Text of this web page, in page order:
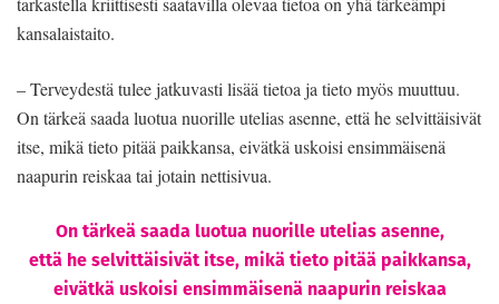
kansalaistaito.
– Terveydestä tulee jatkuvasti lisää tietoa ja tieto myös muuttuu.
On tärkeä saada luotua nuorille utelias asenne, että he selvittäisivät
itse, mikä tieto pitää paikkansa, eivätkä uskoisi ensimmäisenä
naapurin reiskaa tai jotain nettisivua.
On tärkeä saada luotua nuorille utelias asenne,
että he selvittäisivät itse, mikä tieto pitää paikkansa,
eivätkä uskoisi ensimmäisenä naapurin reiskaa